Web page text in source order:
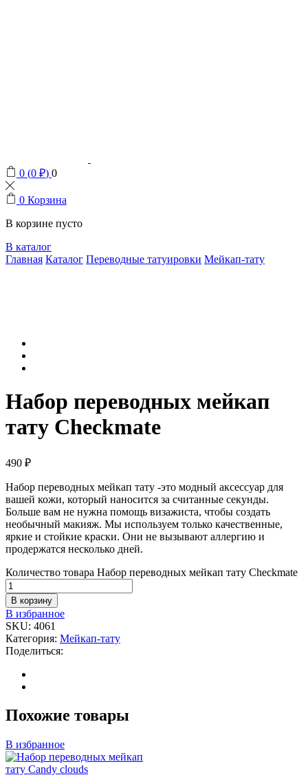
0 (0 ₽) 0
0 Корзина
В корзине пусто
В каталог
Главная Каталог Переводные татуировки Мейкап-тату
Набор переводных мейкап
тату Checkmate
490 ₽
Набор переводных мейкап тату -это модный аксессуар для
вашей кожи, который наносится за считанные секунды.
Больше вам не нужна помощь визажиста, чтобы создать
необычный макияж. Мы используем только качественные,
яркие и стойкие краски. Они не вызывают аллергию и
продержатся несколько дней.
Количество товара Набор переводных мейкап тату Checkmate
В корзину
В избранное
SKU: 4061
Категория: Мейкап-тату
Поделиться:
Похожие товары
В избранное